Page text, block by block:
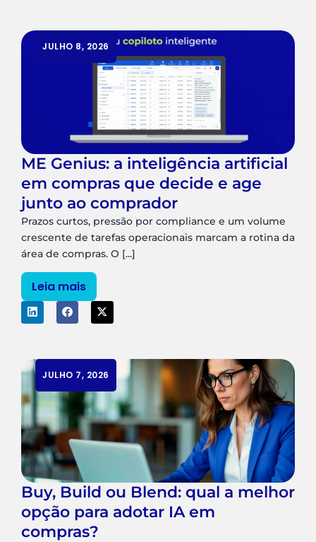
JULHO 8, 2026
ME Genius: a inteligência artificial
em compras que decide e age
junto ao comprador
Prazos curtos, pressão por compliance e um volume
crescente de tarefas operacionais marcam a rotina da
área de compras. O [...]
Leia mais
JULHO 7, 2026
Buy, Build ou Blend: qual a melhor
opção para adotar IA em
compras?